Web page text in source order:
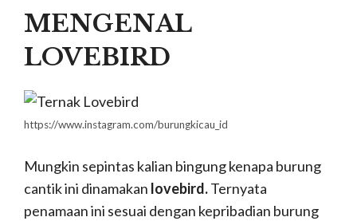
MENGENAL
LOVEBIRD
https://www.instagram.com/burungkicau_id
Mungkin sepintas kalian bingung kenapa burung
cantik ini dinamakan lovebird.Ternyata
penamaan ini sesuai dengan kepribadian burung